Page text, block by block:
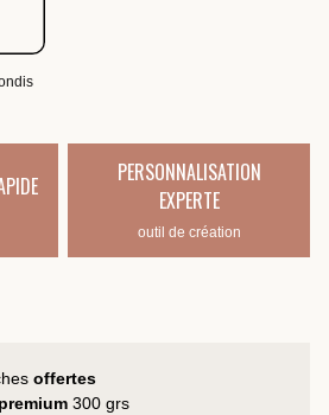
PERSONNALISATION
EXPERTE
outil de création
offertes
300 grs